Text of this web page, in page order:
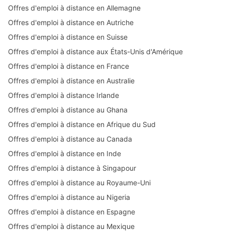
Offres d'emploi à distance en Allemagne
Offres d'emploi à distance en Autriche
Offres d'emploi à distance en Suisse
Offres d'emploi à distance aux États-Unis d'Amérique
Offres d'emploi à distance en France
Offres d'emploi à distance en Australie
Offres d'emploi à distance Irlande
Offres d'emploi à distance au Ghana
Offres d'emploi à distance en Afrique du Sud
Offres d'emploi à distance au Canada
Offres d'emploi à distance en Inde
Offres d'emploi à distance à Singapour
Offres d'emploi à distance au Royaume-Uni
Offres d'emploi à distance au Nigeria
Offres d'emploi à distance en Espagne
Offres d'emploi à distance au Mexique